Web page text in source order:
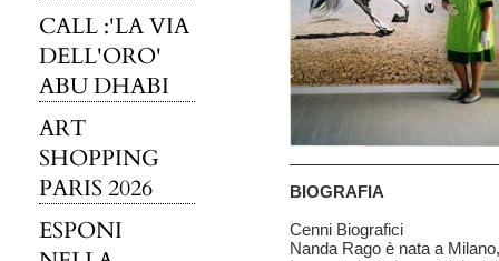
CALL :'LA VIA
DELL'ORO'
ABU DHABI
ART
SHOPPING
PARIS 2026
ESPONI
BIOGRAFIA
Cenni Biografici
Nanda Rago è nata a